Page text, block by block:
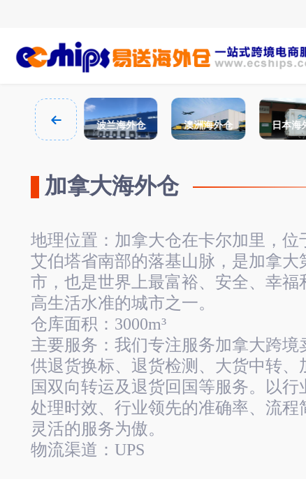
西班牙海外仓 波兰海外仓 澳洲海外仓 日本海
加拿大海外仓
地理位置：加拿大仓在卡尔加里，位
艾伯塔省南部的落基山脉，是加拿大
市，也是世界上最富裕、安全、幸福
高生活水准的城市之一。
仓库面积：3000m³
主要服务：我们专注服务加拿大跨境
供退货换标、退货检测、大货中转、
国双向转运及退货回国等服务。以行
处理时效、行业领先的准确率、流程
灵活的服务为傲。
物流渠道：UPS